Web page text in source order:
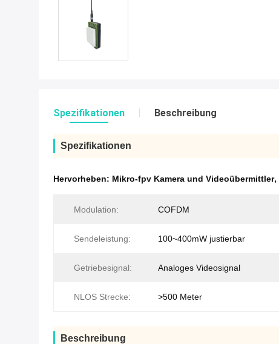
Spezifikationen Beschreibung
Spezifikationen
Hervorheben: Mikro-fpv Kamera und Videoübermittler,
Modulation: COFDM
Sendeleistung: 100~400mW justierbar
Getriebesignal: Analoges Videosignal
NLOS Strecke: >500 Meter
Beschreibung